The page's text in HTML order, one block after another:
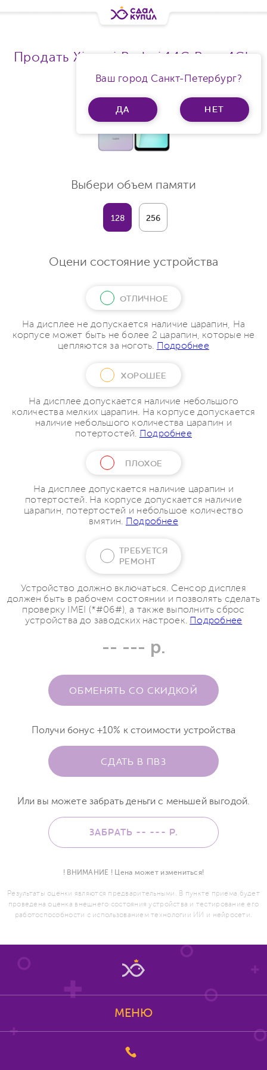
Ваш город Санкт-Петербург?
ДА НЕТ
Продать Xiaomi Redmi 14C Ram 4Gb
Выбери объем памяти
128 256
Оцени состояние устройства
ОТЛИЧНОЕ
На дисплее не допускается наличие царапин, На
корпусе может быть не более 2 царапин, которые не
цепляются за ноготь. Подробнее
ХОРОШЕЕ
На дисплее допускается наличие небольшого
количества мелких царапин. На корпусе допускается
наличие небольшого количества царапин и
потертостей. Подробнее
ПЛОХОЕ
На дисплее допускается наличие царапин и
потертостей. На корпусе допускается наличие
царапин, потертостей и небольшое количество
вмятин. Подробнее
ТРЕБУЕТСЯ
РЕМОНТ
Устройство должно включаться. Сенсор дисплея
должен быть в рабочем состоянии и позволять сделать
проверку IMEI (*#06#), а также выполнить сброс
устройства до заводских настроек. Подробнее
-- --- р.
ОБМЕНЯТЬ СО СКИДКОЙ
Получи бонус +10% к стоимости устройства
СДАТЬ В ПВЗ
Или вы можете забрать деньги с меньшей выгодой.
ЗАБРАТЬ -- --- Р.
! ВНИМАНИЕ ! Цена может измениться!
Результаты оценки являются предварительными. В пункте приема будет
проведена оценка внешнего состояния устройства и тестирование его
работоспособности с использованием технологии ИИ и нейросети.
МЕНЮ